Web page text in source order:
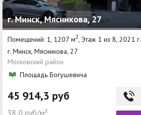
г. Минск, Мясникова, 27
Помещений: 1, 1207 м2 , Этаж 1 из 8, 2021 г.
г. Минск, Мясникова, 27
Московский район
Площадь Богушевича
45 914,3 руб
38,0 руб/м²